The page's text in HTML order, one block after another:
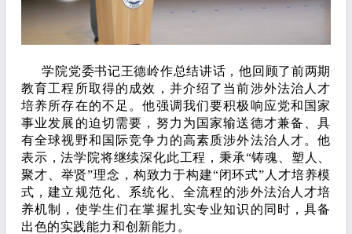
学院党委书记王德岭作总结讲话，他回顾了前两期
教育工程所取得的成效，并介绍了当前涉外法治人才
培养所存在的不足。他强调我们要积极响应党和国家
事业发展的迫切需要，努力为国家输送德才兼备、具
有全球视野和国际竞争力的高素质涉外法治人才。他
表示，法学院将继续深化此工程，秉承“铸魂、塑人、
聚才、举贤”理念，构致力于构建“闭环式”人才培养模
式，建立规范化、系统化、全流程的涉外法治人才培
养机制，使学生们在掌握扎实专业知识的同时，具备
出色的实践能力和创新能力。